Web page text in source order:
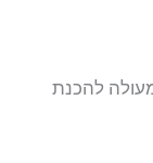
להכנת